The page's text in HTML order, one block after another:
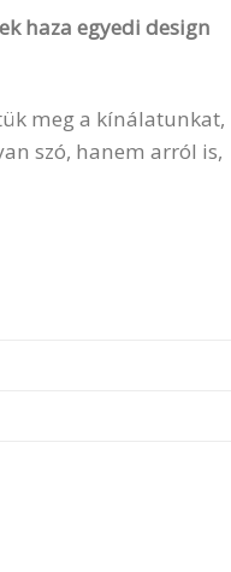
haza egyedi design
meg a kínálatunkat,
szó, hanem arról is,